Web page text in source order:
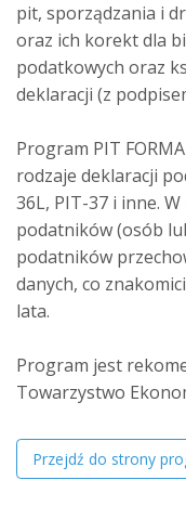
pit, sporządzania i
oraz ich korekt dla
podatkowych oraz
deklaracji (z
Program PIT
rodzaje deklaracji
36L, PIT-37 i inne.
podatników (osób
podatników
danych, co
lata.
Program jest
Towarzystwo
Przejdź do strony